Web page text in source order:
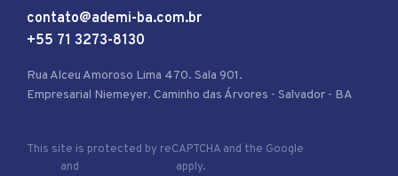
contato@ademi-ba.com.br
+55 71 3273-8130
Rua Alceu Amoroso Lima 470. Sala 901.
Empresarial Niemeyer. Caminho das Árvores - Salvador - BA
This site is protected by reCAPTCHA and the Google
and
apply.